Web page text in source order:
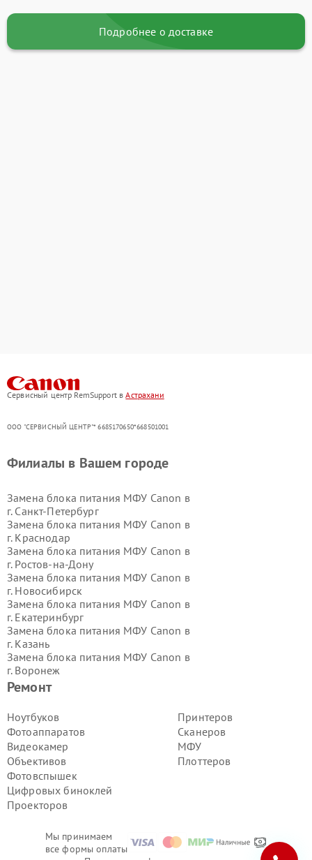
Подробнее о доставке
Сервисный центр RemSupport вАстрахани
ООО "СЕРВИСНЫЙ ЦЕНТР"* 6685170650*668501001
Мы принимаем
все формы оплаты
Ремонт
Ноутбуков
Фотоаппаратов
Видеокамер
Объективов
Фотовспышек
Цифровых биноклей
Проекторов
Принтеров
Сканеров
МФУ
Плоттеров
Филиалы в Вашем городе
Замена блока питания МФУ Canon в
г. Санкт-Петербург
Замена блока питания МФУ Canon в
г. Краснодар
Замена блока питания МФУ Canon в
г. Ростов-на-Дону
Замена блока питания МФУ Canon в
г. Новосибирск
Замена блока питания МФУ Canon в
г. Екатеринбург
Замена блока питания МФУ Canon в
г. Казань
Замена блока питания МФУ Canon в
г. Воронеж
Замена блока питания МФУ Canon в
Замена блока питания МФУ Canon в
г.Самара
Замена блока питания МФУ Canon в
г.Пермь
Замена блока питания МФУ Canon в
г.Красноярск
Замена блока питания МФУ Canon в
г.Ижевск
Челябинск
Замена блока питания МФУ Canon в
Тюмень